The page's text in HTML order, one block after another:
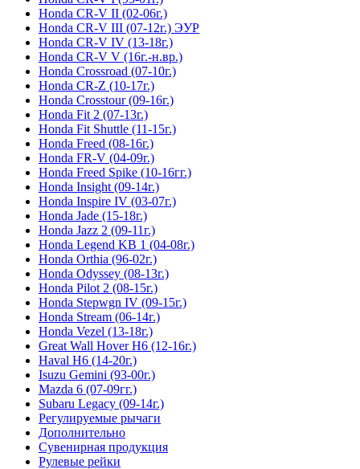
Honda CR-V II (02-06г.)
Honda CR-V III (07-12г.) ЭУР
Honda CR-V IV (13-18г.)
Honda CR-V V (16г.-н.вр.)
Honda Crossroad (07-10г.)
Honda CR-Z (10-17г.)
Honda Crosstour (09-16г.)
Honda Fit 2 (07-13г.)
Honda Fit Shuttle (11-15г.)
Honda Freed (08-16г.)
Honda FR-V (04-09г.)
Honda Freed Spike (10-16гг.)
Honda Insight (09-14г.)
Honda Inspire IV (03-07г.)
Honda Jade (15-18г.)
Honda Jazz 2 (09-11г.)
Honda Legend KB 1 (04-08г.)
Honda Orthia (96-02г.)
Honda Odyssey (08-13г.)
Honda Pilot 2 (08-15г.)
Honda Stepwgn IV (09-15г.)
Honda Stream (06-14г.)
Honda Vezel (13-18г.)
Great Wall Hover H6 (12-16г.)
Haval H6 (14-20г.)
Isuzu Gemini (93-00г.)
Mazda 6 (07-09гг.)
Subaru Legacy (09-14г.)
Регулируемые рычаги
Дополнительно
Сувенирная продукция
Рулевые рейки